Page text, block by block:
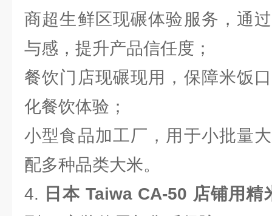
商超生鲜区现碾体验服务，通
与感，提升产品信任度；
餐饮门店现碾现用，保障米饭
化餐饮体验；
小型食品加工厂，用于小批量
配多种品类大米。
4. 日本 Taiwa CA-50 店铺用精